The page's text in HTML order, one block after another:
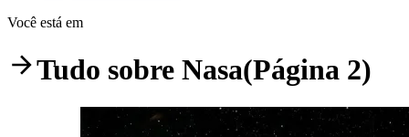
Você está em
Tudo sobre Nasa(Página 2)